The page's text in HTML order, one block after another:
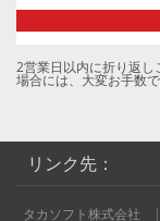
2営業日以内に折り返
場合には、大変お手数
リンク先：
タカソフト株式会社